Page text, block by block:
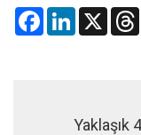
FacebookLinkedIn
X
Yaklaşık